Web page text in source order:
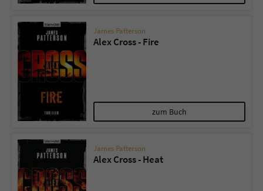
James Patterson
Alex Cross - Fire
zum Buch
James Patterson
Alex Cross - Heat